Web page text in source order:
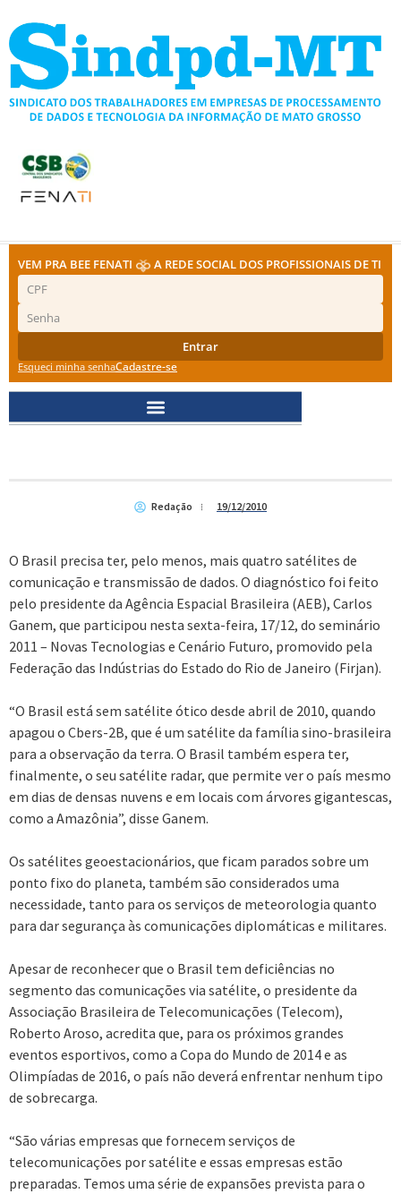
para
conteúdo
VEM PRA BEE FENATI A REDE SOCIAL DOS PROFISSIONAIS DE TI
Entrar
Esqueci minha senhaCadastre-se
Redação 19/12/2010
O Brasil precisa ter, pelo menos, mais quatro satélites de
comunicação e transmissão de dados. O diagnóstico foi feito
pelo presidente da Agência Espacial Brasileira (AEB), Carlos
Ganem, que participou nesta sexta-feira, 17/12, do seminário
2011 – Novas Tecnologias e Cenário Futuro, promovido pela
Federação das Indústrias do Estado do Rio de Janeiro (Firjan).
“O Brasil está sem satélite ótico desde abril de 2010, quando
apagou o Cbers-2B, que é um satélite da família sino-brasileira
para a observação da terra. O Brasil também espera ter,
finalmente, o seu satélite radar, que permite ver o país mesmo
em dias de densas nuvens e em locais com árvores gigantescas,
como a Amazônia”, disse Ganem.
Os satélites geoestacionários, que ficam parados sobre um
ponto fixo do planeta, também são considerados uma
necessidade, tanto para os serviços de meteorologia quanto
para dar segurança às comunicações diplomáticas e militares.
Apesar de reconhecer que o Brasil tem deficiências no
segmento das comunicações via satélite, o presidente da
Associação Brasileira de Telecomunicações (Telecom),
Roberto Aroso, acredita que, para os próximos grandes
eventos esportivos, como a Copa do Mundo de 2014 e as
Olimpíadas de 2016, o país não deverá enfrentar nenhum tipo
de sobrecarga.
“São várias empresas que fornecem serviços de
telecomunicações por satélite e essas empresas estão
preparadas. Temos uma série de expansões prevista para o